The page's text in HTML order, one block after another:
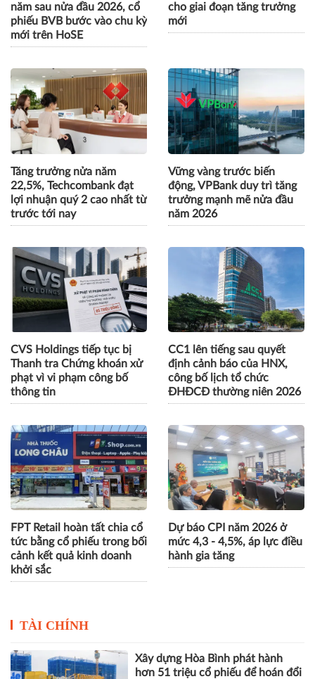
năm sau nửa đầu 2026, cổ
phiếu BVB bước vào chu kỳ
mới trên HoSE
cho giai đoạn tăng trưởng
mới
Tăng trưởng nửa năm
22,5%, Techcombank đạt
lợi nhuận quý 2 cao nhất từ
trước tới nay
Vững vàng trước biến
động, VPBank duy trì tăng
trưởng mạnh mẽ nửa đầu
năm 2026
CVS Holdings tiếp tục bị
Thanh tra Chứng khoán xử
phạt vì vi phạm công bố
thông tin
CC1 lên tiếng sau quyết
định cảnh báo của HNX,
công bố lịch tổ chức
ĐHĐCĐ thường niên 2026
FPT Retail hoàn tất chia cổ
tức bằng cổ phiếu trong bối
cảnh kết quả kinh doanh
khởi sắc
Dự báo CPI năm 2026 ở
mức 4,3 - 4,5%, áp lực điều
hành gia tăng
TÀI CHÍNH
Xây dựng Hòa Bình phát hành
hơn 51 triệu cổ phiếu để hoán đổi